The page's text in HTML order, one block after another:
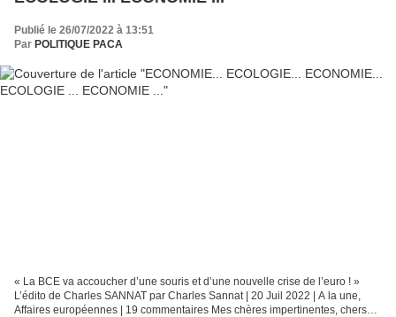
Publié le 26/07/2022 à 13:51
Par POLITIQUE PACA
« La BCE va accoucher d’une souris et d’une nouvelle crise de l’euro ! »
L’édito de Charles SANNAT par Charles Sannat | 20 Juil 2022 | A la une,
Affaires européennes | 19 commentaires Mes chères impertinentes, chers